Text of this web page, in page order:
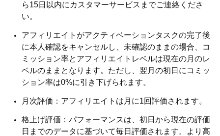
ら15日以内にカスタマーサービスまでご連絡くださ
い。
アフィリエイトがアクティベーションタスクの完了後
に本人確認をキャンセルし、未確認のままの場合、コ
ミッション率とアフィリエイトレベルは現在の月のレ
ベルのままとなります。ただし、翌月の初日にコミッ
ション率は0%に引き下げられます。
月次評価：アフィリエイトは月に1回評価されます。
格上げ評価：パフォーマンスは、初日から現在の評価
日までのデータに基づいて毎日評価されます。より高